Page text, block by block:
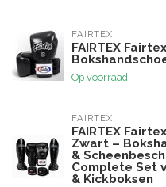
FAIRTEX
FAIRTEX
Op voorraad
FAIRTEX
FAIRTEX
Zwart –
&
Complete Set
& Kickboksen